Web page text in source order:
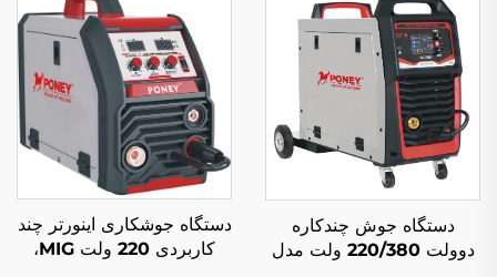
گاز دی اکسید کربن و
جوشکاری قوس الکتریکی
میگ/مگ
قوس الکتریکی میگ/مگ
دستگاه جوش چندکاره
دوولت 220/380 ولت مدل
دستگاه جوشکاری اینورتر چند
کاربردی 220 ولت MIG،